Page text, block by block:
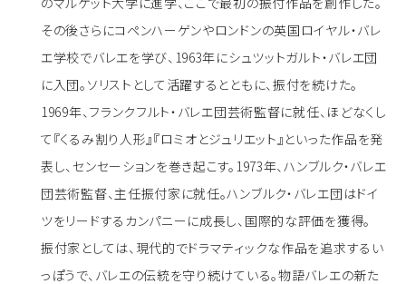
その後さらにコペンハーゲンやロンドンの英国ロイヤル・バレ
エ学校でバレエを学び、1963年にシュツットガルト・バレエ団
に入団。ソリストとして活躍するとともに、振付を続けた。
1969年、フランクフルト・バレエ団芸術監督に就任、ほどなくし
て『くるみ割り人形』『ロミオとジュリエット』といった作品を発
表し、センセーションを巻き起こす。1973年、ハンブルク・バレエ
団芸術監督、主任振付家に就任。ハンブルク・バレエ団はドイ
ツをリードするカンパニーに成長し、国際的な評価を獲得。
振付家としては、現代的でドラマティックな作品を追求するい
っぽうで、バレエの伝統を守り続けている。物語バレエの新た